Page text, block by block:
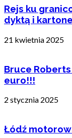
Rejs ku
dyktą i
21 kwietnia 2025
Bruce
euro!!!
2 stycznia 2025
Łódź